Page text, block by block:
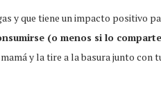
y que tiene un impacto positivo
(o menos si lo
y la tire a la basura junto con